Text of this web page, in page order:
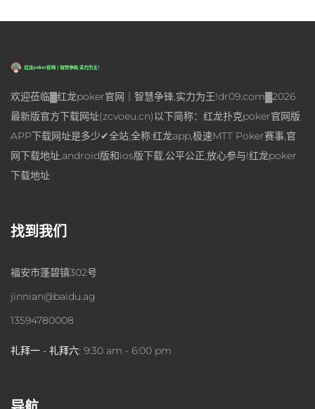
欢迎莅临▓红龙poker官网｜智慧争锋,实力为王!dr09.com▓2026
最新版官方下载网址(zcvoeu.cn)以下简称：红龙扑克poker官网版
APP下载网址是多少✔全站,全称:红龙app,极速MTT Poker赛事,官
网下载地址,android版和ios版下载,公平公正,放心参与!红龙poker
下载地址
找到我们
福安市蓬碧镇302号
jinnian@baidu.ag
13594780008
礼拜一 - 礼拜六: 9:30 am - 6:00 pm